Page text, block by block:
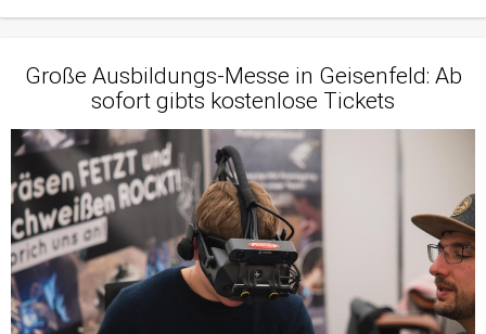
Große Ausbildungs-Messe in Geisenfeld: Ab
sofort gibts kostenlose Tickets